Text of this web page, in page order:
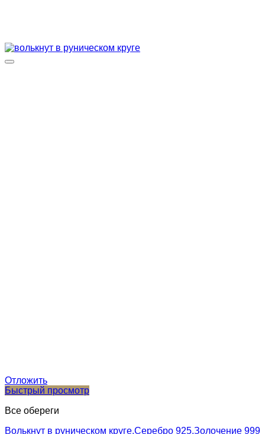
Отложить
Быстрый просмотр
Все обереги
Волькнут в руническом круге.Серебро 925,Золочение 999